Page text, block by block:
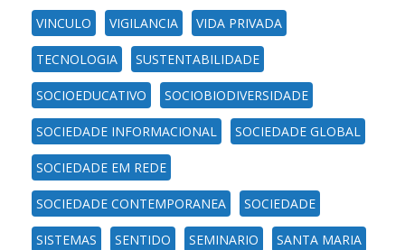
VINCULO VIGILANCIA VIDA PRIVADA
TECNOLOGIA SUSTENTABILIDADE
SOCIOEDUCATIVO SOCIOBIODIVERSIDADE
SOCIEDADE INFORMACIONAL SOCIEDADE GLOBAL
SOCIEDADE EM REDE
SOCIEDADE CONTEMPORANEA SOCIEDADE
SISTEMAS SENTIDO SEMINARIO SANTA MARIA